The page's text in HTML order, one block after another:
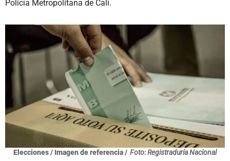
Policía Metropolitana de Cali.
Elecciones / Imagen de referencia / Foto: Registraduría Nacional